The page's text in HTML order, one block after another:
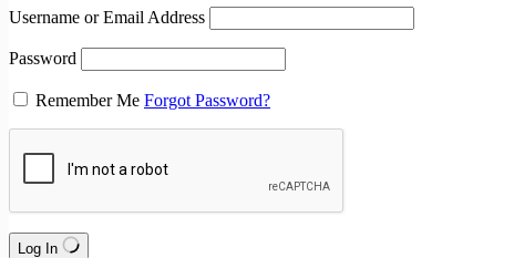
Username or Email Address
Password
Remember Me Forgot Password?
Log In